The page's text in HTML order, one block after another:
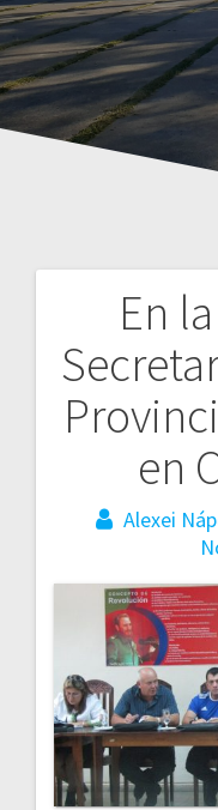
En
en
Alexei
de
entradas